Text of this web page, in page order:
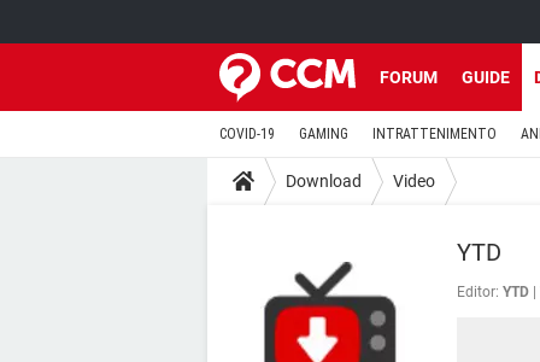
FORUM GUIDE
COVID-19 GAMING INTRATTENIMENTO
Download Video
YTD
Editor: YTD